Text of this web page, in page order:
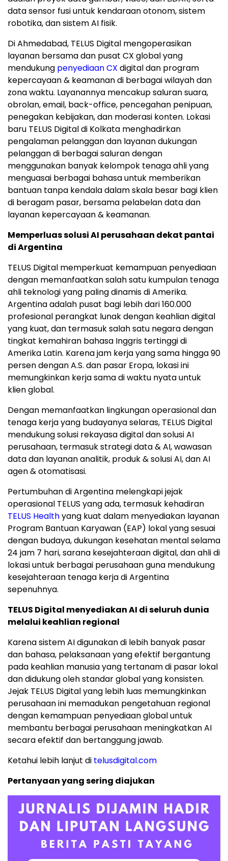
data sensor fusi untuk kendaraan otonom, sistem
robotika, dan sistem AI fisik.
Di Ahmedabad, TELUS Digital mengoperasikan
layanan bersama dan pusat CX global yang
mendukung penyediaan CX digital dan program
kepercayaan & keamanan di berbagai wilayah dan
zona waktu. Layanannya mencakup saluran suara,
obrolan, email, back-office, pencegahan penipuan,
penegakan kebijakan, dan moderasi konten. Lokasi
baru TELUS Digital di Kolkata menghadirkan
pengalaman pelanggan dan layanan dukungan
pelanggan di berbagai saluran dengan
menggunakan banyak kelompok tenaga ahli yang
menguasai berbagai bahasa untuk memberikan
bantuan tanpa kendala dalam skala besar bagi klien
di beragam pasar, bersama pelabelan data dan
layanan kepercayaan & keamanan.
Memperluas solusi AI perusahaan dekat pantai
di Argentina
TELUS Digital memperkuat kemampuan penyediaan
dengan memanfaatkan salah satu kumpulan tenaga
ahli teknologi yang paling dinamis di Amerika.
Argentina adalah pusat bagi lebih dari 160.000
profesional perangkat lunak dengan keahlian digital
yang kuat, dan termasuk salah satu negara dengan
tingkat kemahiran bahasa Inggris tertinggi di
Amerika Latin. Karena jam kerja yang sama hingga 90
persen dengan A.S. dan pasar Eropa, lokasi ini
memungkinkan kerja sama di waktu nyata untuk
klien global.
Dengan memanfaatkan lingkungan operasional dan
tenaga kerja yang budayanya selaras, TELUS Digital
mendukung solusi rekayasa digital dan solusi AI
perusahaan, termasuk strategi data & AI, wawasan
data dan layanan analitik, produk & solusi AI, dan AI
agen & otomatisasi.
Pertumbuhan di Argentina melengkapi jejak
operasional TELUS yang ada, termasuk kehadiran
TELUS Healthyang kuat dalam menyediakan layanan
Program Bantuan Karyawan (EAP) lokal yang sesuai
dengan budaya, dukungan kesehatan mental selama
24 jam 7 hari, sarana kesejahteraan digital, dan ahli di
lokasi untuk berbagai perusahaan guna mendukung
kesejahteraan tenaga kerja di Argentina
sepenuhnya.
TELUS Digital menyediakan AI di seluruh dunia
melalui keahlian regional
Karena sistem AI digunakan di lebih banyak pasar
dan bahasa, pelaksanaan yang efektif bergantung
pada keahlian manusia yang tertanam di pasar lokal
dan didukung oleh standar global yang konsisten.
Jejak TELUS Digital yang lebih luas memungkinkan
perusahaan ini memadukan pengetahuan regional
dengan kemampuan penyediaan global untuk
membantu berbagai perusahaan meningkatkan AI
secara efektif dan bertanggung jawab.
Ketahui lebih lanjut di telusdigital.com
Pertanyaan yang sering diajukan